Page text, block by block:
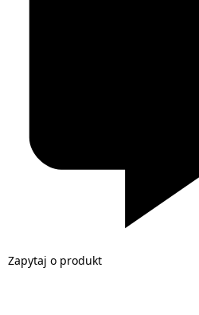
Zapytaj o produkt